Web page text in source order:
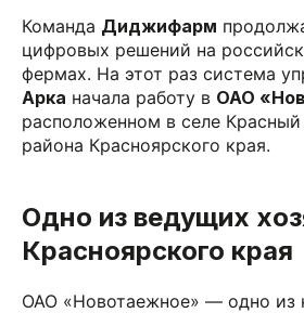
Команда Диджифарм
цифровых решений на
фермах. На этот раз система
Арка начала работу в ОАО
расположенном в селе
района Красноярского края.
Одно из ведущих
Красноярского края
ОАО «Новотаежное» — одно из